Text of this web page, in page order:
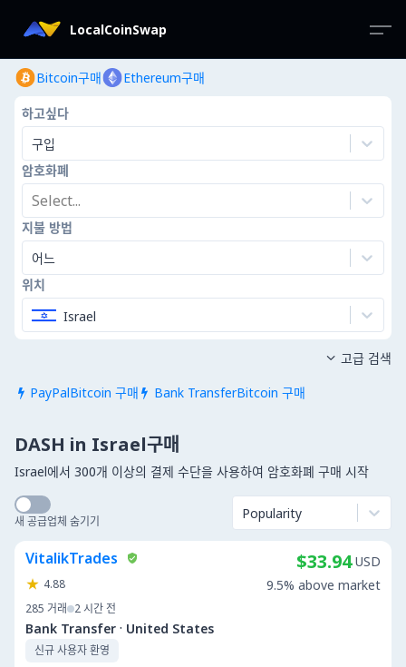
LocalCoinSwap
Bitcoin구매 Ethereum구매
하고싶다
구입
암호화폐
Select...
지불 방법
어느
위치
Israel
 PayPalBitcoin 구매  Bank TransferBitcoin 구매
 고급 검색
DASH in Israel구매
Israel에서 300개 이상의 결제 수단을 사용하여 암호화폐 구매 시작
새 공급업체 숨기기 Popularity
VitalikTrades
4.88
285 거래 2 시간 전
Bank Transfer · United States
신규 사용자 환영
$33.94 USD
9.5% above market